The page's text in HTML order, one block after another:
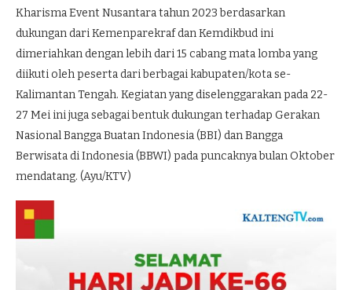
Kharisma Event Nusantara tahun 2023 berdasarkan
dukungan dari Kemenparekraf dan Kemdikbud ini
dimeriahkan dengan lebih dari 15 cabang mata lomba yang
diikuti oleh peserta dari berbagai kabupaten/kota se-
Kalimantan Tengah. Kegiatan yang diselenggarakan pada 22-
27 Mei ini juga sebagai bentuk dukungan terhadap Gerakan
Nasional Bangga Buatan Indonesia (BBI) dan Bangga
Berwisata di Indonesia (BBWI) pada puncaknya bulan Oktober
mendatang. (Ayu/KTV)